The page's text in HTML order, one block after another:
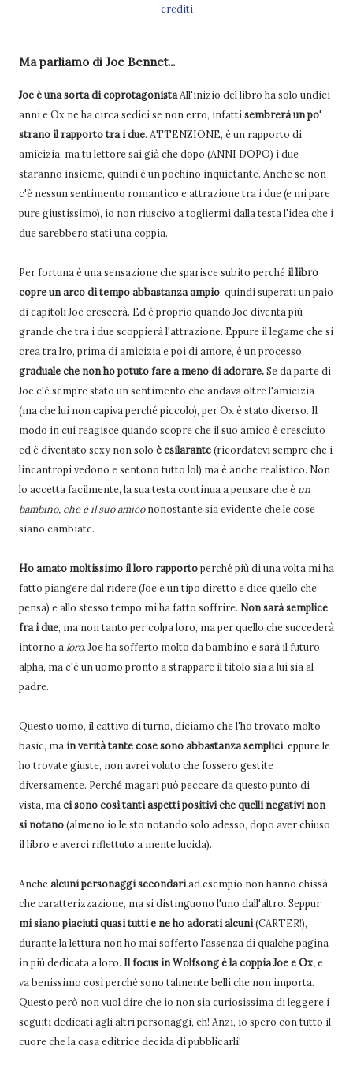
crediti
Ma parliamo di Joe Bennet...
Joe è una sorta di coprotagonistaAll'inizio del libro ha solo undici
anni e Ox ne ha circa sedici se non erro, infatti sembrerà un po'
strano il rapporto tra i due. ATTENZIONE, è un rapporto di
amicizia, ma tu lettore sai già che dopo (ANNI DOPO) i due
staranno insieme, quindi è un pochino inquietante. Anche se non
c'è nessun sentimento romantico e attrazione tra i due (e mi pare
pure giustissimo), io non riuscivo a togliermi dalla testa l'idea che i
due sarebbero stati una coppia.
Per fortuna è una sensazione che sparisce subito perché il libro
copre un arco di tempo abbastanza ampio, quindi superati un paio
di capitoli Joe crescerà. Ed è proprio quando Joe diventa più
grande che tra i due scoppierà l'attrazione. Eppure il legame che si
crea tra lro, prima di amicizia e poi di amore, è un processo
graduale che non ho potuto fare a meno di adorare.Se da parte di
Joe c'è sempre stato un sentimento che andava oltre l'amicizia
(ma che lui non capiva perché piccolo), per Ox è stato diverso. Il
modo in cui reagisce quando scopre che il suo amico è cresciuto
ed è diventato sexy non solo è esilarante(ricordatevi sempre che i
lincantropi vedono e sentono tutto lol) ma è anche realistico. Non
lo accetta facilmente, la sua testa continua a pensare che è un
bambino, che è il suo amicononostante sia evidente che le cose
siano cambiate.
Ho amato moltissimo il loro rapportoperché più di una volta mi ha
fatto piangere dal ridere (Joe è un tipo diretto e dice quello che
pensa) e allo stesso tempo mi ha fatto soffrire. Non sarà semplice
fra i due, ma non tanto per colpa loro, ma per quello che succederà
intorno a loro. Joe ha sofferto molto da bambino e sarà il futuro
alpha, ma c'è un uomo pronto a strappare il titolo sia a lui sia al
padre.
Questo uomo, il cattivo di turno, diciamo che l'ho trovato molto
basic, ma in verità tante cose sono abbastanza semplici, eppure le
ho trovate giuste, non avrei voluto che fossero gestite
diversamente. Perché magari può peccare da questo punto di
vista, ma ci sono così tanti aspetti positivi che quelli negativi non
si notano(almeno io le sto notando solo adesso, dopo aver chiuso
il libro e averci riflettuto a mente lucida).
Anchealcuni personaggi secondariad esempio non hanno chissà
che caratterizzazione, ma si distinguono l'uno dall'altro. Seppur
mi siano piaciuti quasi tutti e ne ho adorati alcuni(CARTER!),
durante la lettura non ho mai sofferto l'assenza di qualche pagina
in più dedicata a loro. Il focus in Wolfsong è la coppia Joe e Ox,e
va benissimo così perché sono talmente belli che non importa.
Questo però non vuol dire che io non sia curiosissima di leggere i
seguiti dedicati agli altri personaggi, eh! Anzi, io spero con tutto il
cuore che la casa editrice decida di pubblicarli!